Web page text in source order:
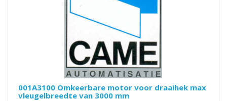
001A3100 Omkeerbare motor voor draaihek max
vleugelbreedte van 3000 mm